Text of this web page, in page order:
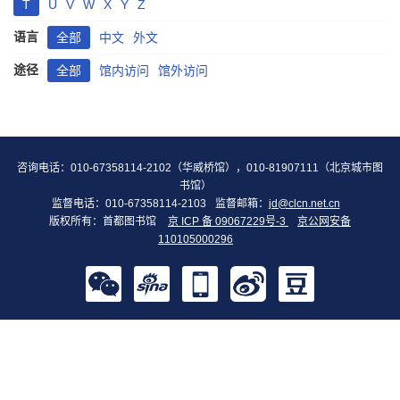
T U V W X Y Z
语言 全部 中文 外文
途径 全部 馆内访问 馆外访问
咨询电话：010-67358114-2102（华威桥馆），010-81907111（北京城市图
书馆）
监督电话：010-67358114-2103
监督邮箱： jd@clcn.net.cn
版权所有：首都图书馆
京 ICP 备 09067229号-3
京公网安备
110105000296